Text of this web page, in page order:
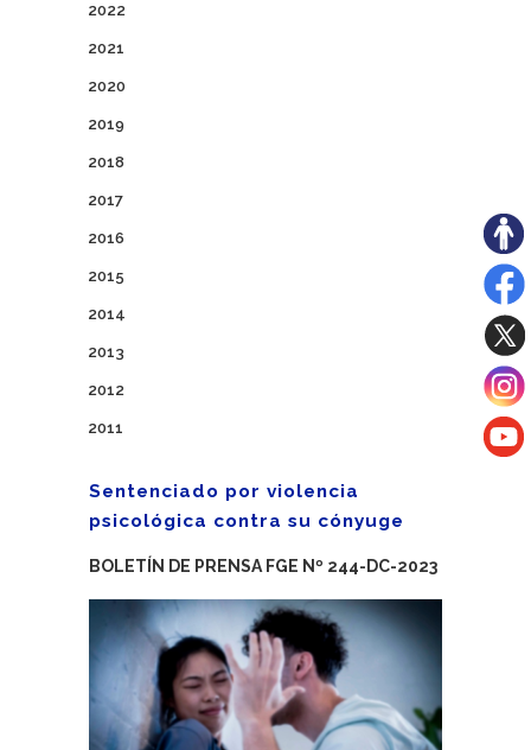
2022
2021
2020
2019
2018
2017
2016
2015
2014
2013
2012
2011
Sentenciado por violencia
psicológica contra su cónyuge
BOLETÍN DE PRENSA FGE Nº 244-DC-2023